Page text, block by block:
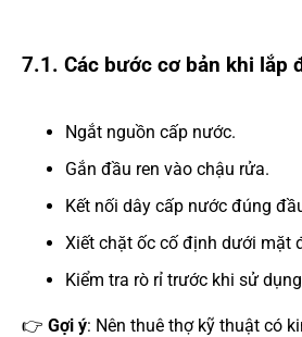
7.1. Các bước cơ bản khi lắp
Ngắt nguồn cấp nước.
Gắn đầu ren vào chậu rửa.
Kết nối dây cấp nước đúng
Xiết chặt ốc cố định dưới mặt
Kiểm tra rò rỉ trước khi sử
👉 Gợi ý: Nên thuê thợ kỹ thuật có